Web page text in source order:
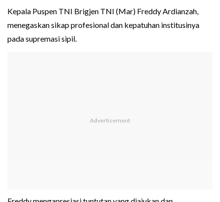
Kepala Puspen TNI Brigjen TNI (Mar) Freddy Ardianzah,
menegaskan sikap profesional dan kepatuhan institusinya
pada supremasi sipil.